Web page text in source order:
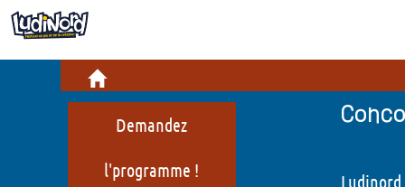
Informations pratiques
Demandez
l'programme !
Ludinord